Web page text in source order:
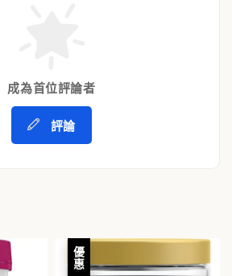
成為首位評論者
評論
優惠